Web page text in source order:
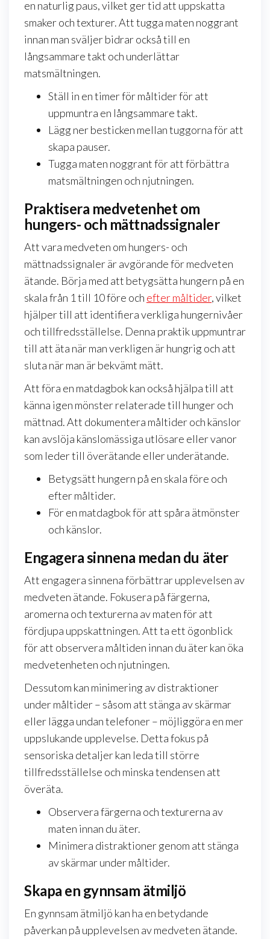
en naturlig paus, vilket ger tid att uppskatta
smaker och texturer. Att tugga maten noggrant
innan man sväljer bidrar också till en
långsammare takt och underlättar
matsmältningen.
Ställ in en timer för måltider för att
uppmuntra en långsammare takt.
Lägg ner besticken mellan tuggorna för att
skapa pauser.
Tugga maten noggrant för att förbättra
matsmältningen och njutningen.
Praktisera medvetenhet om
hungers- och mättnadssignaler
Att vara medveten om hungers- och
mättnadssignaler är avgörande för medveten
ätande. Börja med att betygsätta hungern på en
skala från 1 till 10 före och efter måltider, vilket
hjälper till att identifiera verkliga hungernivåer
och tillfredsställelse. Denna praktik uppmuntrar
till att äta när man verkligen är hungrig och att
sluta när man är bekvämt mätt.
Att föra en matdagbok kan också hjälpa till att
känna igen mönster relaterade till hunger och
mättnad. Att dokumentera måltider och känslor
kan avslöja känslomässiga utlösare eller vanor
som leder till överätande eller underätande.
Betygsätt hungern på en skala före och
efter måltider.
För en matdagbok för att spåra ätmönster
och känslor.
Engagera sinnena medan du äter
Att engagera sinnena förbättrar upplevelsen av
medveten ätande. Fokusera på färgerna,
aromerna och texturerna av maten för att
fördjupa uppskattningen. Att ta ett ögonblick
för att observera måltiden innan du äter kan öka
medvetenheten och njutningen.
Dessutom kan minimering av distraktioner
under måltider – såsom att stänga av skärmar
eller lägga undan telefoner – möjliggöra en mer
uppslukande upplevelse. Detta fokus på
sensoriska detaljer kan leda till större
tillfredsställelse och minska tendensen att
överäta.
Observera färgerna och texturerna av
maten innan du äter.
Minimera distraktioner genom att stänga
av skärmar under måltider.
Skapa en gynnsam ätmiljö
En gynnsam ätmiljö kan ha en betydande
påverkan på upplevelsen av medveten ätande.